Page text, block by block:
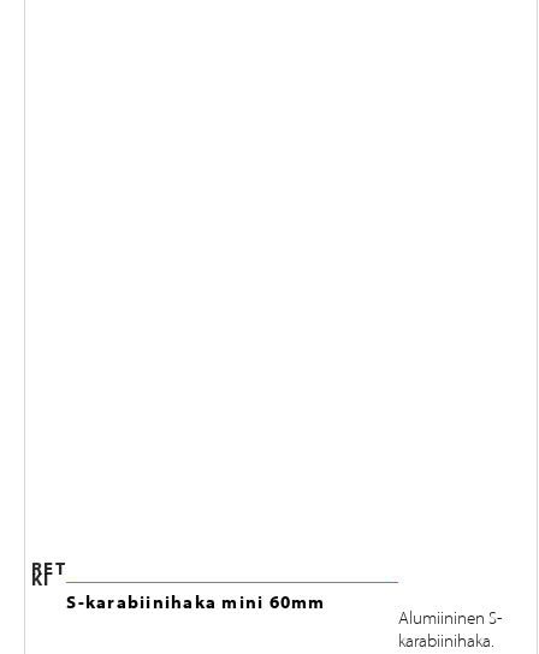
RET
KI
S-karabiinihaka mini 60mm
Alumiininen S-
karabiinihaka.